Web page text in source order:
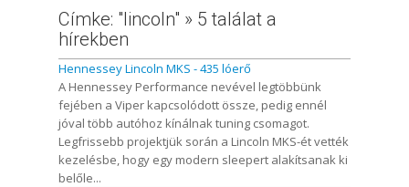
Címke: "lincoln" » 5 találat a
hírekben
Hennessey Lincoln MKS - 435 lóerő
A Hennessey Performance nevével legtöbbünk
fejében a Viper kapcsolódott össze, pedig ennél
jóval több autóhoz kínálnak tuning csomagot.
Legfrissebb projektjük során a Lincoln MKS-ét vették
kezelésbe, hogy egy modern sleepert alakítsanak ki
belőle...